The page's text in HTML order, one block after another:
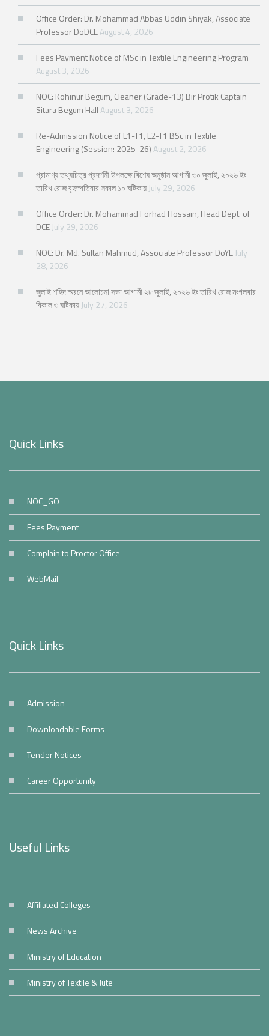
Office Order: Dr. Mohammad Abbas Uddin Shiyak, Associate
Professor DoDCEAugust 4, 2026
Fees Payment Notice of MSc in Textile Engineering Program
August 3, 2026
NOC: Kohinur Begum, Cleaner (Grade-13) Bir Protik Captain
Sitara Begum HallAugust 3, 2026
Re-Admission Notice of L1-T1, L2-T1 BSc in Textile
Engineering (Session: 2025-26)August 2, 2026
প্রামাণ্য তথ্যচিত্র প্রদর্শনী উপলক্ষে বিশেষ অনুষ্ঠান আগামী ৩০ জুলাই, ২০২৬ ইং
তারিখ রোজ বৃহস্পতিবার সকাল ১০ ঘটিকায় July 29, 2026
Office Order: Dr. Mohammad Forhad Hossain, Head Dept. of
DCE July 29, 2026
NOC: Dr. Md. Sultan Mahmud, Associate Professor DoYE July
28, 2026
জুলাই শহিদ স্মরনে আলোচনা সভা আগামী ২৮ জুলাই, ২০২৬ ইং তারিখ রোজ মংগলবার
বিকাল ৩ ঘটিকায় July 27, 2026
Quick Links
NOC_GO
Fees Payment
Complain to Proctor Office
WebMail
Quick Links
Admission
Downloadable Forms
Tender Notices
Career Opportunity
Useful Links
Affiliated Colleges
News Archive
Ministry of Education
Ministry of Textile & Jute